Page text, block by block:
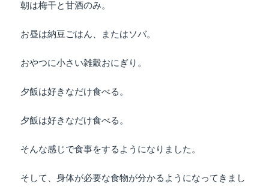
朝は梅干と甘酒のみ。
お昼は納豆ごはん、またはソバ。
おやつに小さい雑穀おにぎり。
夕飯は好きなだけ食べる。
夕飯は好きなだけ食べる。
そんな感じで食事をするようになりました。
そして、身体が必要な食物が分かるようになってきまし